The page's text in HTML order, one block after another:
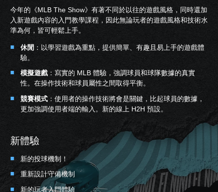
今年的《MLB The Show》有著不同於以往的遊戲風格，同時還加
入新遊戲內容的入門教學課程，因此無論玩者的遊戲風格和技術水
準為何，皆可輕鬆上手。
休閒 ：以學習遊戲為重點，提供簡單、有趣且易上手的遊戲體
驗。
模擬遊戲：寫實的 MLB 體驗，強調球員和球隊數據的真實
性。在操作技術和球員屬性之間取得平衡。
競賽模式 ：使用者的操作技術將會是關鍵，比起球員的數據，
更加強調使用者端的輸入。新的線上 H2H 預設。
新體驗
新的投球機制！
重新設計守備機制
新的玩者入門體驗